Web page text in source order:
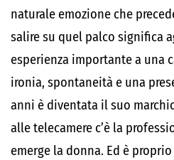
naturale emozione che
salire su quel palco significa
esperienza importante a una
ironia, spontaneità e una
anni è diventata il suo
alle telecamere c’è la
emerge la donna. Ed è